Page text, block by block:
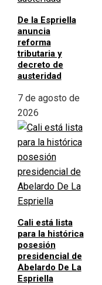
De la Espriella
anuncia
reforma
tributaria y
decreto de
austeridad
7 de agosto de
2026
Cali está lista
para la histórica
posesión
presidencial de
Abelardo De La
Espriella